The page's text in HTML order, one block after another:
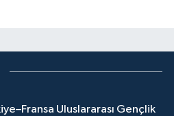
Uluslararası Gençlik